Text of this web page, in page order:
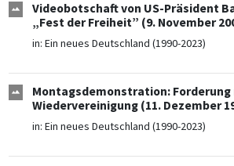
Videobotschaft von US-Präsident
„Fest der Freiheit” (9. November
in: Ein neues Deutschland (1990-2023)
Montagsdemonstration: Forderung
Wiedervereinigung (11. Dezember
in: Ein neues Deutschland (1990-2023)